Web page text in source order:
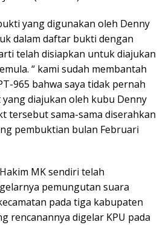
yang digunakan oleh Denny
dalam daftar bukti dengan
telah disiapkan untuk diajukan
“ kami sudah membantah
965 bahwa saya tidak pernah
diajukan oleh kubu Denny
tersebut sama-sama diserahkan
pembuktian bulan Februari
MK sendiri telah
pemungutan suara
pada tiga kabupaten
rencanannya digelar KPU pada